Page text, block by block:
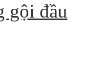
gội đầu